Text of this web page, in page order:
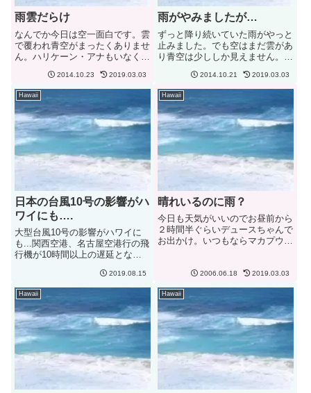
雨雲だらけ
なんでか今日は空一面白です。雲
で覆われ青空がまったくありませ
ん。ハリケーン・アナもいなくな
日は朝からどんよりとした曇り空
です。雨も降ったやんだり....一
日中こうなのかな....ハワイの気
候も最近おかしくなって...
2014.10.23 2019.03.03
雨がやみましたが…
ずっと降り続いていた雨がやっと
止みました。でも空はまだ雲があ
り青空は少ししか見えません。青
ですよね。先週金曜日は雨だった
のでTOY RUNのTシャツを買い
に行くのはやめました。土日はさ
すがにずっと雨だったのでバ...
2014.10.21 2019.03.03
Hawaii
日本の台風10号の影響がハ
ワイにも….
大型台風10号の影響がハワイに
も...関西空港、名古屋空港行の飛
行機が10時間以上の遅延となっ
人も到着する人も大変です。ハワ
イ到着は夕方から夜にかけてとな
るので実質1日短くなるような感
じです。また帰国する人...
2019.08.15
Hawaii
晴れいるのに雨？
今日も天気がいいのでお昼前から
２時間半ぐらいデュースちゃんで
お出かけ。いつもならマカプウ方
行くことに。途中、いつもながら
のCycle Cityで休憩？そしてパー
ルハーバー、アロハス...
2006.06.18 2019.03.03
Hawaii Hawaii